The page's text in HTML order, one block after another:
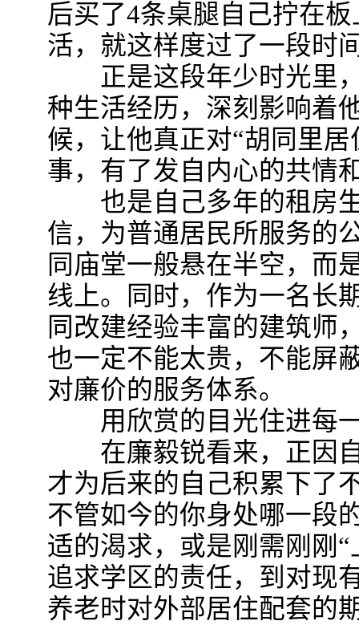
后买了4条桌腿自己拧在
活，就这样度过了一段时
正是这段年少时光里，
种生活经历，深刻影响着
候，让他真正对“胡同里
事，有了发自内心的共情
也是自己多年的租房生
信，为普通居民所服务的
同庙堂一般悬在半空，而
线上。同时，作为一名长
同改建经验丰富的建筑师
也一定不能太贵，不能屏
对廉价的服务体系。
用欣赏的目光住进每
在廉毅锐看来，正因自
才为后来的自己积累下了
不管如今的你身处哪一段
适的渴求，或是刚需刚刚
追求学区的责任，到对现
养老时对外部居住配套